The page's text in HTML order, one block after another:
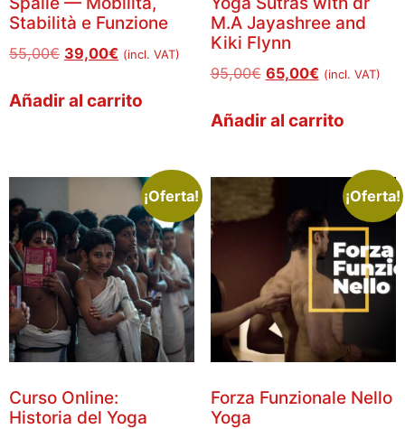
Stabilità e Funzione
55,00€ 39,00€ (incl. VAT)
Añadir al carrito
M.A Jayashree and
Kiki Flynn
95,00€ 65,00€ (incl. VAT)
Añadir al carrito
¡Oferta!
Curso Online:
Historia del Yoga
¡Oferta!
Forza Funzionale Nello
Yoga